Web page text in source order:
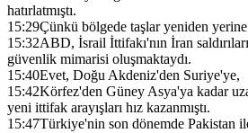
hatırlatmıştı.
15:29Çünkü bölgede taşlar yeniden
15:32ABD, İsrail İttifakı'nın İran
güvenlik mimarisi oluşmaktaydı.
15:40Evet, Doğu Akdeniz'den Suriye'ye,
15:42Körfez'den Güney Asya'ya kadar
yeni ittifak arayışları hız kazanmıştı.
15:47Türkiye'nin son dönemde Pakistan